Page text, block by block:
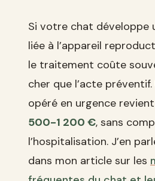
Si votre chat développe
liée à l’appareil
le traitement coûte
cher que l’acte
opéré en urgence
500-1 200 €, sans
l’hospitalisation. J’en
dans mon article sur les